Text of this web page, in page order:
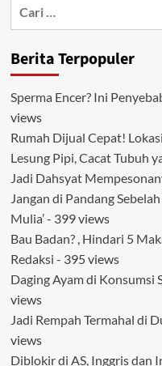
Berita Terpopuler
Sperma Encer? Ini
views
Rumah Dijual Cepat!
Lesung Pipi, Cacat Tubuh
Jadi Dahsyat
Jangan di Pandang
Mulia’- 399 views
Bau Badan? , Hindari 5
Redaksi - 395 views
Daging Ayam di Konsumsi
views
Jadi Rempah Termahal di
views
Diblokir di AS, Inggris dan